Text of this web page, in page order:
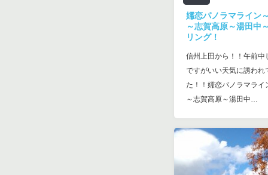
嬬恋パノラマライン
～志賀高原～湯田中
リング！
信州上田から！！午前中
ですがいい天気に誘われ
た！！嬬恋パノラマライ
～志賀高原～湯田中…